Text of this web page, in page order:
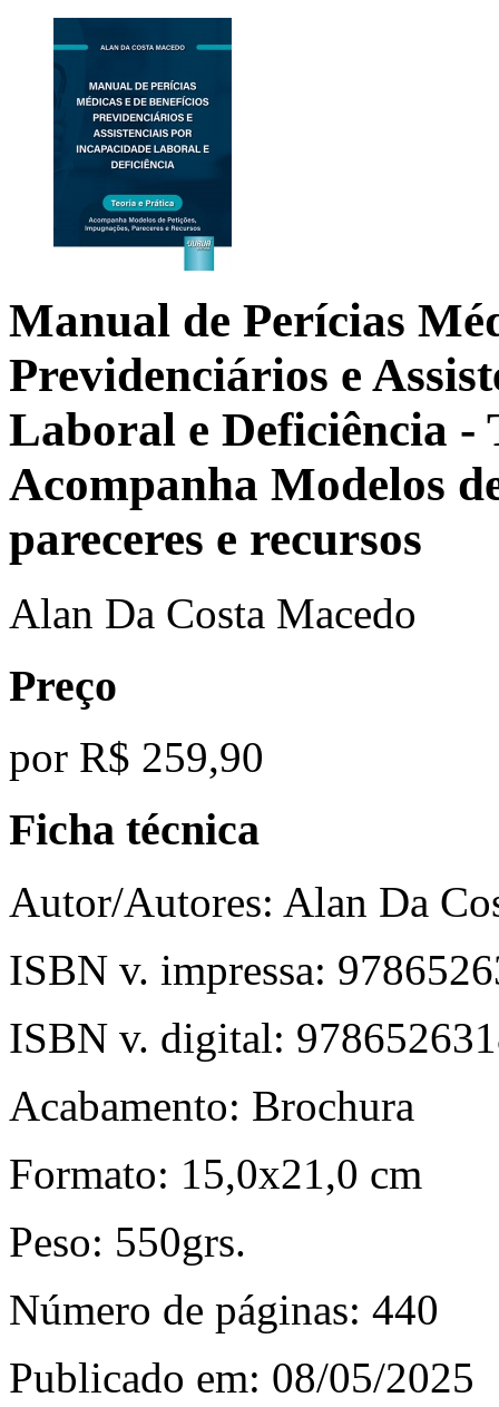
Manual de Perícias
Previdenciários e
Laboral e Deficiência -
Acompanha Modelos
pareceres e recursos
Alan Da Costa Macedo
Preço
por R$ 259,90
Ficha técnica
Autor/Autores: Alan Da
ISBN v. impressa:
ISBN v. digital:
Acabamento: Brochura
Formato: 15,0x21,0 cm
Peso: 550grs.
Número de páginas: 440
Publicado em: 08/05/2025